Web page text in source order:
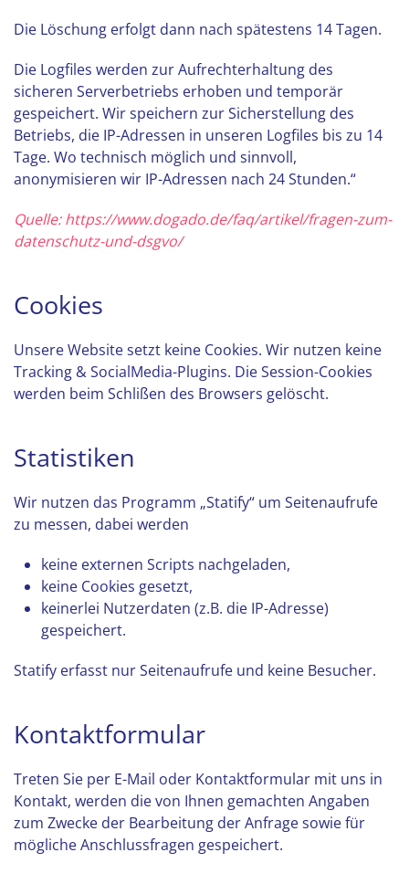
Die Löschung erfolgt dann nach spätestens 14 Tagen.
Die Logfiles werden zur Aufrechterhaltung des
sicheren Serverbetriebs erhoben und temporär
gespeichert. Wir speichern zur Sicherstellung des
Betriebs, die IP-Adressen in unseren Logfiles bis zu 14
Tage. Wo technisch möglich und sinnvoll,
anonymisieren wir IP-Adressen nach 24 Stunden.“
Quelle: https://www.dogado.de/faq/artikel/fragen-zum-
datenschutz-und-dsgvo/
Cookies
Unsere Website setzt keine Cookies. Wir nutzen keine
Tracking & SocialMedia-Plugins. Die Session-Cookies
werden beim Schlißen des Browsers gelöscht.
Statistiken
Wir nutzen das Programm „Statify“ um Seitenaufrufe
zu messen, dabei werden
keine externen Scripts nachgeladen,
keine Cookies gesetzt,
keinerlei Nutzerdaten (z.B. die IP-Adresse)
gespeichert.
Statify erfasst nur Seitenaufrufe und keine Besucher.
Kontaktformular
Treten Sie per E-Mail oder Kontaktformular mit uns in
Kontakt, werden die von Ihnen gemachten Angaben
zum Zwecke der Bearbeitung der Anfrage sowie für
mögliche Anschlussfragen gespeichert.